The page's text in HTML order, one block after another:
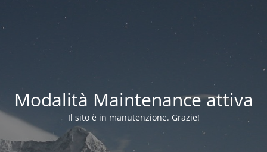
Modalità Maintenance attiva
Il sito è in manutenzione. Grazie!